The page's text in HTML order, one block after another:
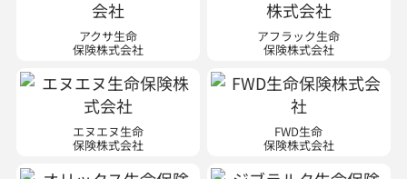
アクサ生命
保険株式会社
アフラック生命
保険株式会社
エヌエヌ生命
保険株式会社
FWD生命
保険株式会社